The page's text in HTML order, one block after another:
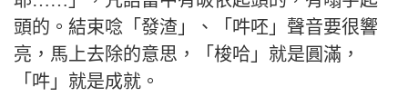
頭的。結束唸「發渣」、「吽呸」聲音要很響
亮，馬上去除的意思，「梭哈」就是圓滿，
「吽」就是成就。